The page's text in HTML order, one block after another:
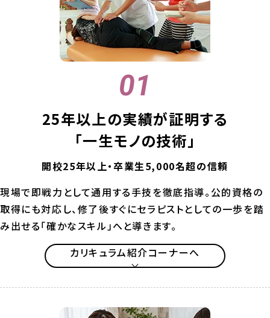
25年以上の実績が証明する
「一生モノの技術」
開校25年以上・卒業生5,000名超の信頼
現場で即戦力として通用する手技を徹底指導。公的資格の
取得にも対応し、修了後すぐにセラピストとしての一歩を踏
み出せる「確かなスキル」へと導きます。
カリキュラム紹介コーナーへ